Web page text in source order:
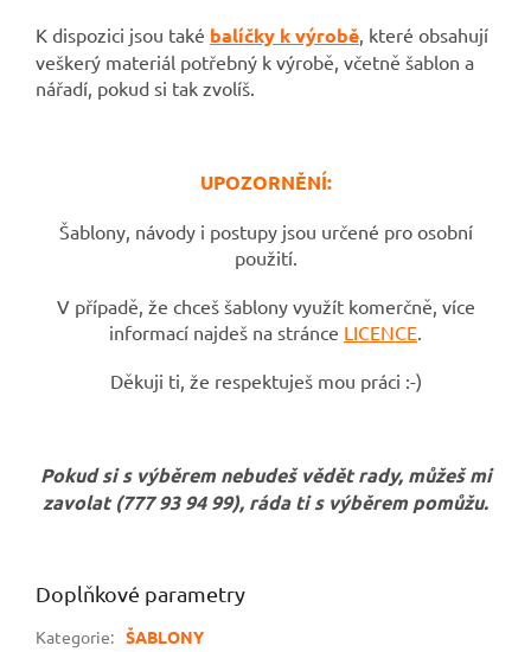
K dispozici jsou také balíčky k výrobě, které obsahují
veškerý materiál potřebný k výrobě, včetně šablon a
nářadí, pokud si tak zvolíš.
UPOZORNĚNÍ:
Šablony, návody i postupy jsou určené pro osobní
použití.
V případě, že chceš šablony využít komerčně, více
informací najdeš na stránce LICENCE.
Děkuji ti, že respektuješ mou práci :-)
Pokud si s výběrem nebudeš vědět rady, můžeš mi
zavolat (777 93 94 99), ráda ti s výběrem pomůžu.
Doplňkové parametry
Kategorie: ŠABLONY